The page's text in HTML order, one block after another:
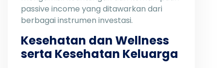
passive income yang ditawarkan dari
berbagai instrumen investasi.
Kesehatan dan Wellness
serta Kesehatan Keluarga